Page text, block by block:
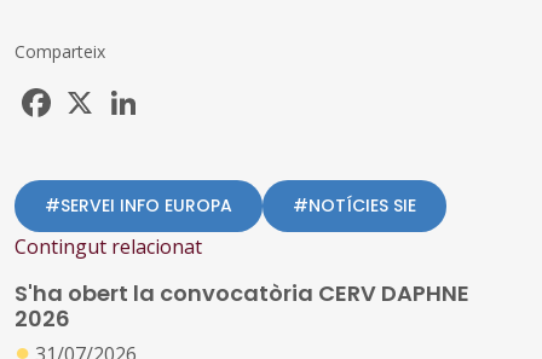
Comparteix
Facebook
#SERVEI INFO EUROPA #NOTÍCIES SIE
Contingut relacionat
S'ha obert la convocatòria CERV DAPHNE
2026
●